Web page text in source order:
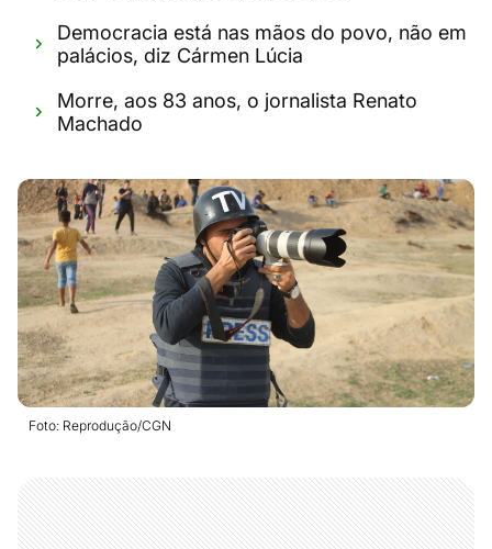
Democracia está nas mãos do povo, não em
palácios, diz Cármen Lúcia
Morre, aos 83 anos, o jornalista Renato
Machado
Foto: Reprodução/CGN